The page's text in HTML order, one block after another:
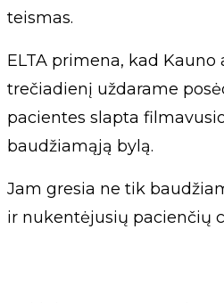
teismas.
ELTA primena, kad
trečiadienį uždarame
pacientes slapta
baudžiamąją bylą.
Jam gresia ne tik
ir nukentėjusių pacienčių